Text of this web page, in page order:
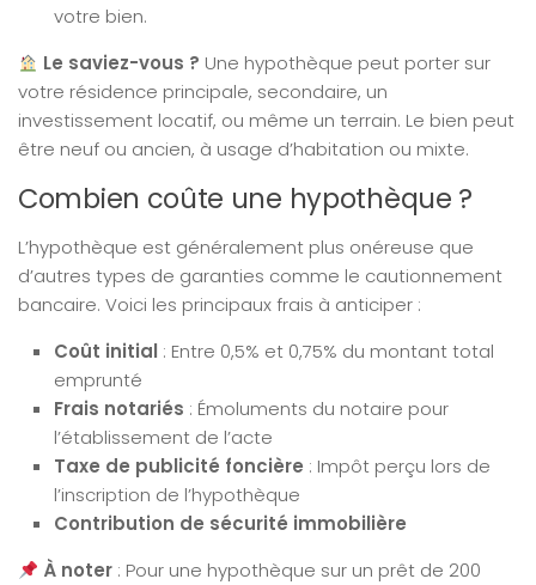
votre bien.
Le saviez-vous ? Une hypothèque peut porter sur
votre résidence principale, secondaire, un
investissement locatif, ou même un terrain. Le bien peut
être neuf ou ancien, à usage d’habitation ou mixte.
Combien coûte une hypothèque ?
L’hypothèque est généralement plus onéreuse que
d’autres types de garanties comme le cautionnement
bancaire. Voici les principaux frais à anticiper :
Coût initial : Entre 0,5% et 0,75% du montant total
emprunté
Frais notariés : Émoluments du notaire pour
l’établissement de l’acte
Taxe de publicité foncière : Impôt perçu lors de
l’inscription de l’hypothèque
Contribution de sécurité immobilière
À noter : Pour une hypothèque sur un prêt de 200